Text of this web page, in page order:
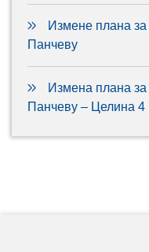
Измене плана за
Панчеву
Измена плана
Панчеву – Целина 4